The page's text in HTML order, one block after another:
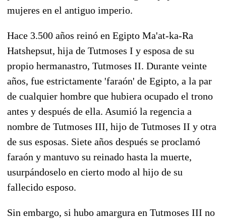
mujeres en el antiguo imperio.
Hace 3.500 años reinó en Egipto Ma'at-ka-Ra
Hatshepsut, hija de Tutmoses I y esposa de su
propio hermanastro, Tutmoses II. Durante veinte
años, fue estrictamente 'faraón' de Egipto, a la par
de cualquier hombre que hubiera ocupado el trono
antes y después de ella. Asumió la regencia a
nombre de Tutmoses III, hijo de Tutmoses II y otra
de sus esposas. Siete años después se proclamó
faraón y mantuvo su reinado hasta la muerte,
usurpándoselo en cierto modo al hijo de su
fallecido esposo.
Sin embargo, si hubo amargura en Tutmoses III no